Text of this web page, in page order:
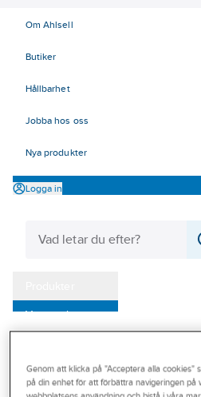
Om Ahlsell
Butiker
Hållbarhet
Jobba hos oss
Nya produkter
Logga in
Varumärken
Outlet
Genom att klicka på "Acceptera alla cookies"
på din enhet för att förbättra navigeringen på